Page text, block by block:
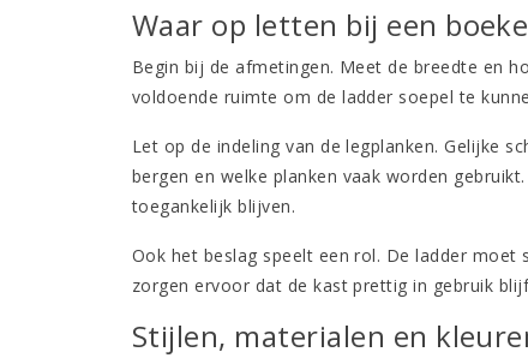
Waar op letten bij een
Begin bij de afmetingen. Meet de breedte en
voldoende ruimte om de ladder soepel te
Let op de indeling van de legplanken. Gelijke
bergen en welke planken vaak worden
toegankelijk blijven.
Ook het beslag speelt een rol. De ladder moet
zorgen ervoor dat de kast prettig in gebruik
Stijlen, materialen en